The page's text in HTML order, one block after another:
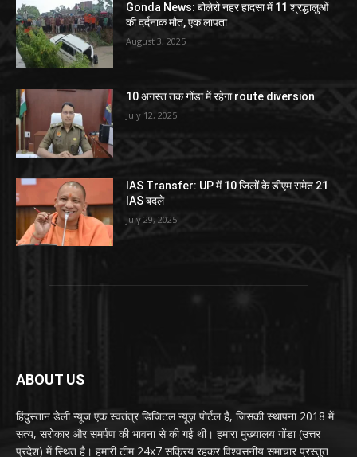
Gonda News: बोलेरो नहर हादसा में 11 श्रद्धालुओं
की दर्दनाक मौत, एक लापता
August 3, 2025
10 अगस्त तक गोंडा में रहेगा route diversion
July 12, 2025
IAS Transfer: UP में 10 जिलों के डीएम समेत 21
IAS बदले
July 29, 2025
ABOUT US
हिंदुस्तान डेली न्यूज एक स्वतंत्र डिजिटल न्यूज़ पोर्टल है, जिसकी स्थापना 2018 में
सत्य, सरोकार और समर्पण की भावना से की गई थी। हमारा मुख्यालय गोंडा (उत्तर
प्रदेश) में स्थित है। हमारी टीम 24x7 सक्रिय रहकर विश्वसनीय समाचार प्रस्तुत